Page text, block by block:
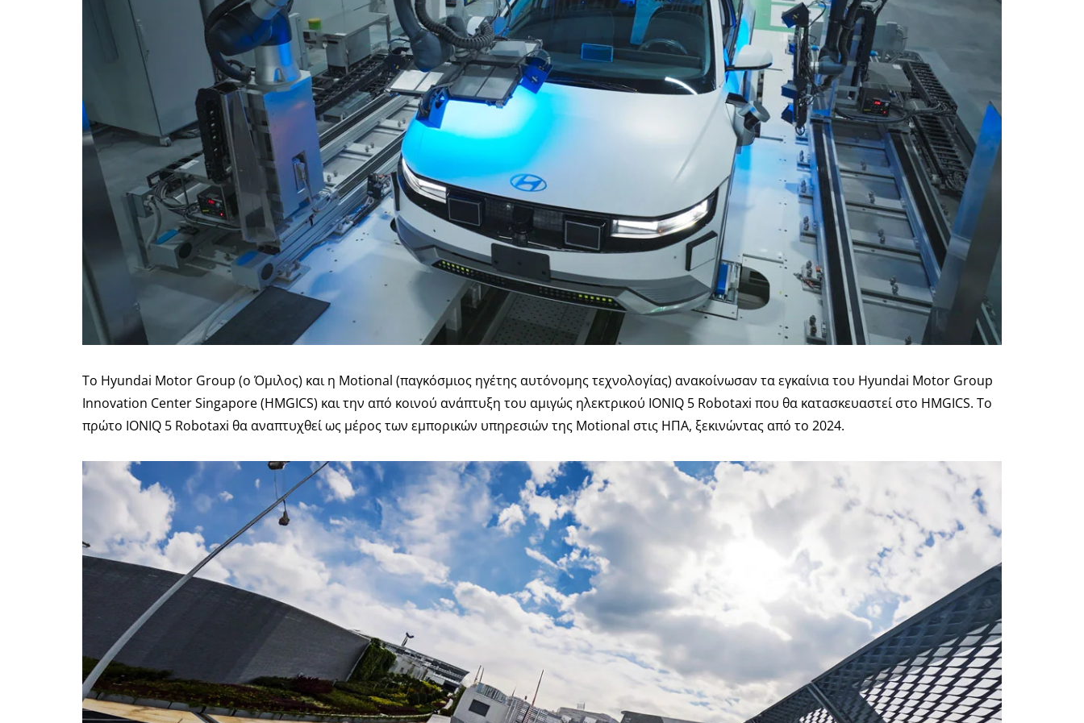
Το Hyundai Motor Group (ο Όμιλος) και η Motional (παγκόσμιος ηγέτης αυτόνομης τεχνολογίας) ανακοίνωσαν τα εγκαίνια του Hyundai Motor Group
Innovation Center Singapore (HMGICS) και την από κοινού ανάπτυξη του αμιγώς ηλεκτρικού IONIQ 5 Robotaxi που θα κατασκευαστεί στο HMGICS. Το
πρώτο IONIQ 5 Robotaxi θα αναπτυχθεί ως μέρος των εμπορικών υπηρεσιών της Motional στις ΗΠΑ, ξεκινώντας από το 2024.